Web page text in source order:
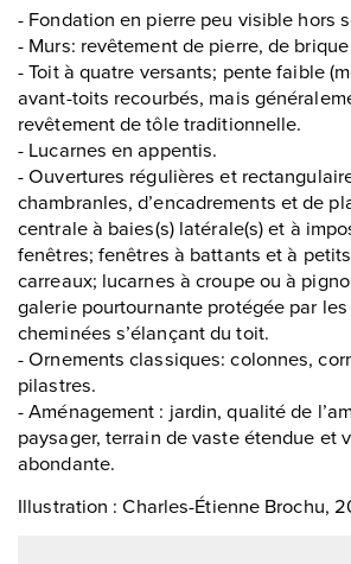
- Fondation en pierre peu visible hors
- Murs: revêtement de pierre, de
- Toit à quatre versants; pente faible
avant-toits recourbés, mais
revêtement de tôle traditionnelle.
- Lucarnes en appentis.
- Ouvertures régulières et
chambranles, d’encadrements et de
centrale à baies(s) latérale(s) et à
fenêtres; fenêtres à battants et à
carreaux; lucarnes à croupe ou à
galerie pourtournante protégée par
cheminées s’élançant du toit.
- Ornements classiques: colonnes,
pilastres.
- Aménagement : jardin, qualité de
paysager, terrain de vaste étendue et
abondante.
Illustration : Charles-Étienne Brochu,